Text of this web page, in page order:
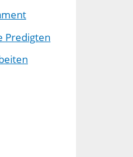
Predigten